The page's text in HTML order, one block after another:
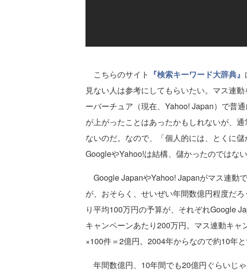
こちらのサイト 『検索キーワード大辞典』
見ない人は参考にしてもらいたい。マス連
ーバーチュア（現在、Yahoo! Japan）で普
が上がったことはあったかもしれないが、
ないのだ。なので、「個人的には、とくに
GoogleやYahoo!は結構、儲かったのではな
Google JapanやYahoo! Japanがマス連動
が、おそらく、せいぜい年間数億円程度だ
り平均100万円の予算が、それぞれGoogle
キャンペーンあたり200万円。マス連動キ
×100件＝2億円。2004年からなので約10年
年間数億円、10年間でも20億円ぐらいじ